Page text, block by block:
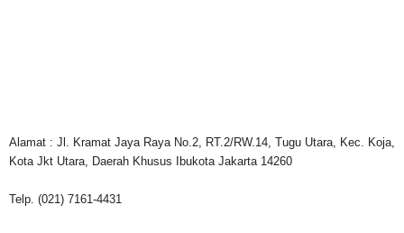
Alamat : Jl. Kramat Jaya Raya No.2, RT.2/RW.14, Tugu Utara, Kec. Koja,
Kota Jkt Utara, Daerah Khusus Ibukota Jakarta 14260
Telp. (021) 7161-4431